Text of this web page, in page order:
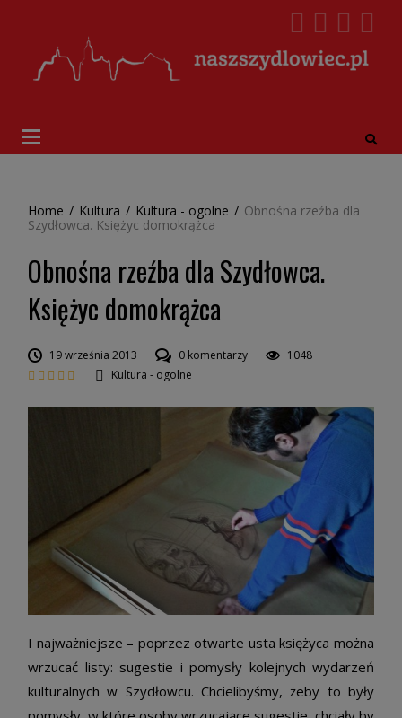
Home / Kultura / Kultura - ogolne / Obnośna rzeźba dla
Szydłowca. Księżyc domokrążca
Obnośna rzeźba dla Szydłowca.
Księżyc domokrążca
19 września 2013 0 komentarzy
1048
Kultura - ogolne
I najważniejsze – poprzez otwarte usta księżyca można
wrzucać listy: sugestie i pomysły kolejnych wydarzeń
kulturalnych w Szydłowcu. Chcielibyśmy, żeby to były